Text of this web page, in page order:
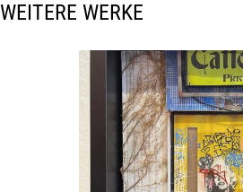
WEITERE WERKE